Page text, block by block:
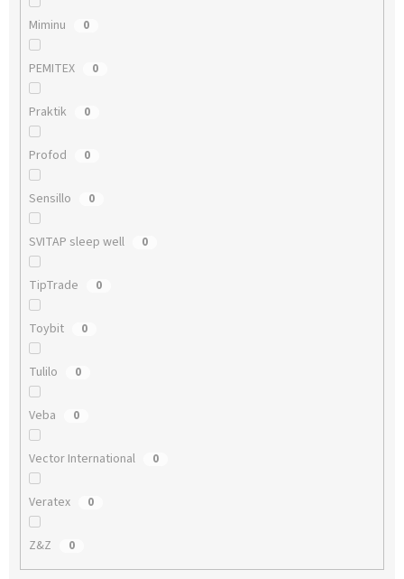
Miminu 0
PEMITEX 0
Praktik 0
Profod 0
Sensillo 0
SVITAP sleep well 0
TipTrade 0
Toybit 0
Tulilo 0
Veba 0
Vector International 0
Veratex 0
Z&Z 0